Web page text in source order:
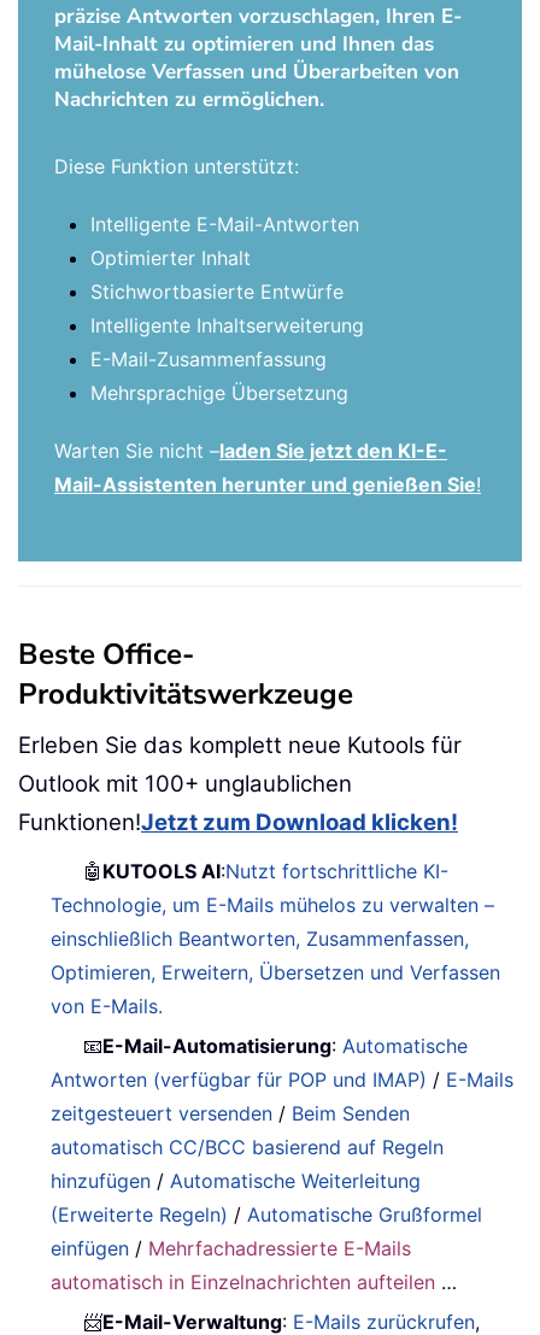
präzise Antworten vorzuschlagen, Ihren E-
Mail-Inhalt zu optimieren und Ihnen das
mühelose Verfassen und Überarbeiten von
Nachrichten zu ermöglichen.
Diese Funktion unterstützt:
Intelligente E-Mail-Antworten
Optimierter Inhalt
Stichwortbasierte Entwürfe
Intelligente Inhaltserweiterung
E-Mail-Zusammenfassung
Mehrsprachige Übersetzung
Warten Sie nicht –laden Sie jetzt den KI-E-
Mail-Assistenten herunter und genießen Sie!
Beste Office-
Produktivitätswerkzeuge
Erleben Sie das komplett neue Kutools für
Outlook mit 100+ unglaublichen
Funktionen!Jetzt zum Download klicken!
🤖 KUTOOLS AI:Nutzt fortschrittliche KI-
Technologie, um E-Mails mühelos zu verwalten –
einschließlich Beantworten, Zusammenfassen,
Optimieren, Erweitern, Übersetzen und Verfassen
von E-Mails.
📧E-Mail-Automatisierung: Automatische
Antworten (verfügbar für POP und IMAP) / E-Mails
zeitgesteuert versenden / Beim Senden
automatisch CC/BCC basierend auf Regeln
hinzufügen / Automatische Weiterleitung
(Erweiterte Regeln) / Automatische Grußformel
einfügen / Mehrfachadressierte E-Mails
automatisch in Einzelnachrichten aufteilen …
📨E-Mail-Verwaltung: E-Mails zurückrufen,